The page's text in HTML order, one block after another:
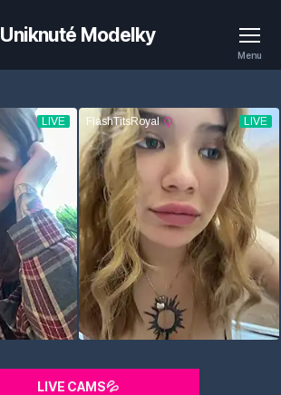
Uniknuté Modelky
Menu
LIVE CAMS💦